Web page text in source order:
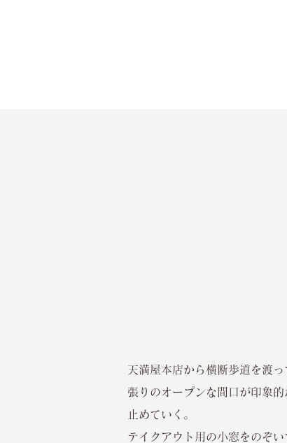
天満屋本店から横断歩道を渡
張りのオープンな間口が印象
止めていく。
テイクアウト用の小窓をのぞ